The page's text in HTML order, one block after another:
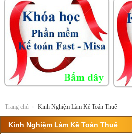
Trang chủ Kinh Nghiệm Làm Kế Toán Thuế
Kinh Nghiệm Làm Kế Toán Thuế